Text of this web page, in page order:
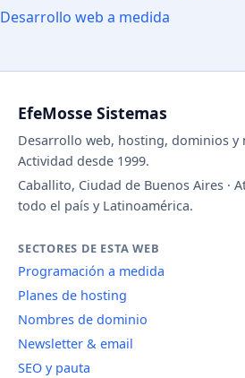
Desarrollo web a medida
EfeMosse Sistemas
Desarrollo web, hosting, dominios
Actividad desde 1999.
Caballito, Ciudad de Buenos Aires ·
todo el país y Latinoamérica.
SECTORES DE ESTA WEB
Programación a medida
Planes de hosting
Nombres de dominio
Newsletter & email
SEO y pauta